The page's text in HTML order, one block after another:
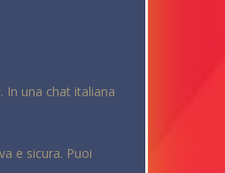
In una chat italiana
e sicura. Puoi